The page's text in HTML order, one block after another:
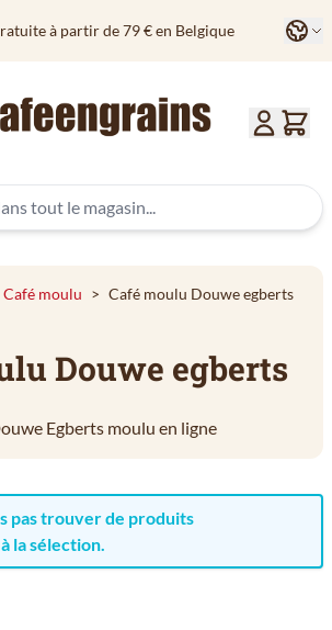
à partir de 79 € en Belgique
Café moulu > Café moulu Douwe egberts
Douwe egberts
Egberts moulu en ligne
pas trouver de produits
la sélection.